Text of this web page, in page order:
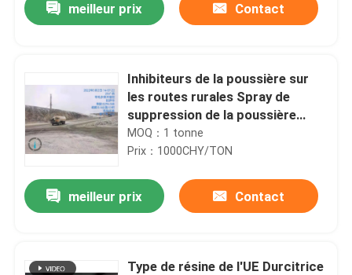
meilleur prix Contact
Inhibiteurs de la poussière sur
les routes rurales Spray de
suppression de la poussière
soluble dans l'eau
MOQ：1 tonne
Prix：1000CHY/TON
meilleur prix Contact
Type de résine de l'UE Durcitrice